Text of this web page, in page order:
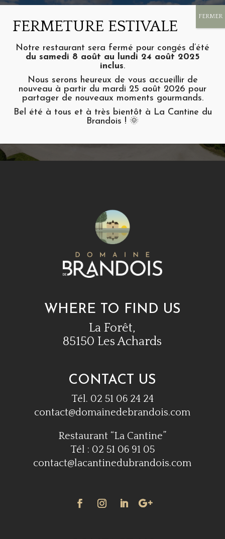
CONTACT US
THE DOMAINE DE BRANDOIS,
LES ACHARDS
WHERE TO FIND US
La Forêt,
85150 Les Achards
CONTACT US
Tél. 02 51 06 24 24
contact@domainedebrandois.com
Restaurant “La Cantine”
Tél : 02 51 06 91 05
contact@lacantinedubrandois.com
Notre restaurant sera fermé pour congés d’été
du samedi 8 août au lundi 24 août 2025
inclus.
Nous serons heureux de vous accueillir de
nouveau à partir du mardi 25 août 2026 pour
partager de nouveaux moments gourmands.
Bel été à tous et à très bientôt à La Cantine du
Brandois ! 🌞